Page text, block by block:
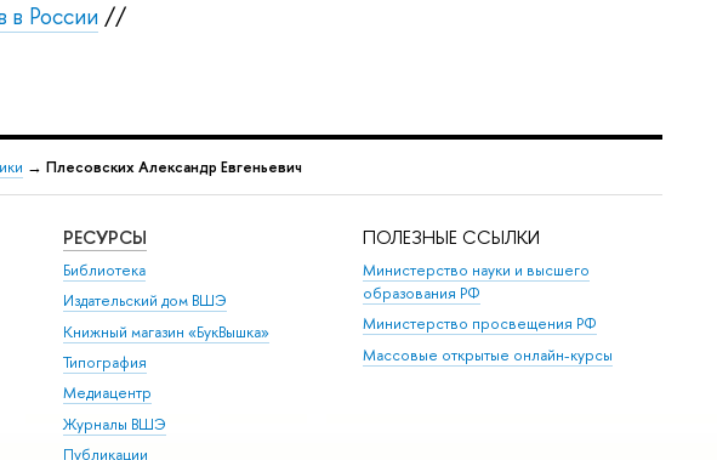
в России //
→ Плесовских Александр Евгеньевич
РЕСУРСЫ
Библиотека
Издательский дом ВШЭ
Книжный магазин «БукВышка»
Типография
Медиацентр
Журналы ВШЭ
Публикации
ПОЛЕЗНЫЕ ССЫЛКИ
Министерство науки и высшего
образования РФ
Министерство просвещения РФ
Массовые открытые онлайн-курсы